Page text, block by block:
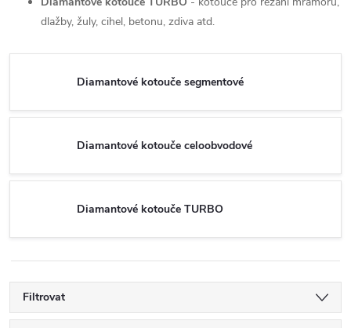
dlažby, žuly, cihel, betonu, zdiva atd.
Diamantové kotouče segmentové
Diamantové kotouče celoobvodové
Diamantové kotouče TURBO
Filtrovat